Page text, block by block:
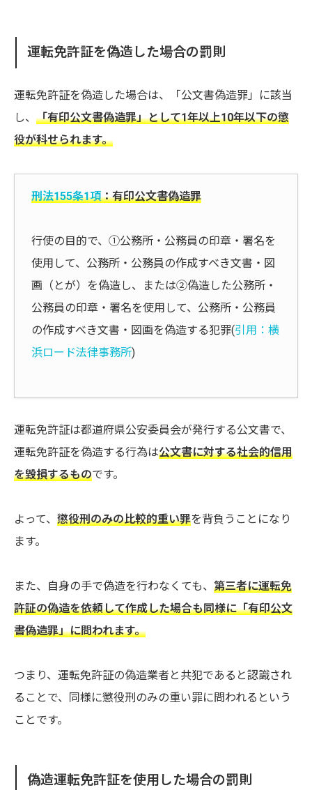
運転免許証を偽造した場合の罰則
運転免許証を偽造した場合は、「公文書偽造罪」に該当
し、 「有印公文書偽造罪」として1年以上10年以下の懲
役が科せられます。
刑法155条1項：有印公文書偽造罪
行使の目的で、①公務所・公務員の印章・署名を
使用して、公務所・公務員の作成すべき文書・図
画（とが）を偽造し、または②偽造した公務所・
公務員の印章・署名を使用して、公務所・公務員
の作成すべき文書・図画を偽造する犯罪(引用：横
浜ロード法律事務所)
運転免許証は都道府県公安委員会が発行する公文書で、
運転免許証を偽造する行為は公文書に対する社会的信用
を毀損するものです。
よって、 懲役刑のみの比較的重い罪を背負うことになり
ます。
また、自身の手で偽造を行わなくても、 第三者に運転免
許証の偽造を依頼して作成した場合も同様に「有印公文
書偽造罪」に問われます。
つまり、運転免許証の偽造業者と共犯であると認識され
ることで、同様に懲役刑のみの重い罪に問われるという
ことです。
偽造運転免許証を使用した場合の罰則